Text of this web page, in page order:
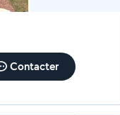
Contacter